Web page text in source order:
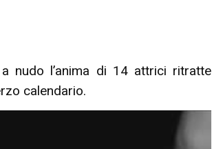
nudo l’anima di 14 attrici ritratte
calendario.